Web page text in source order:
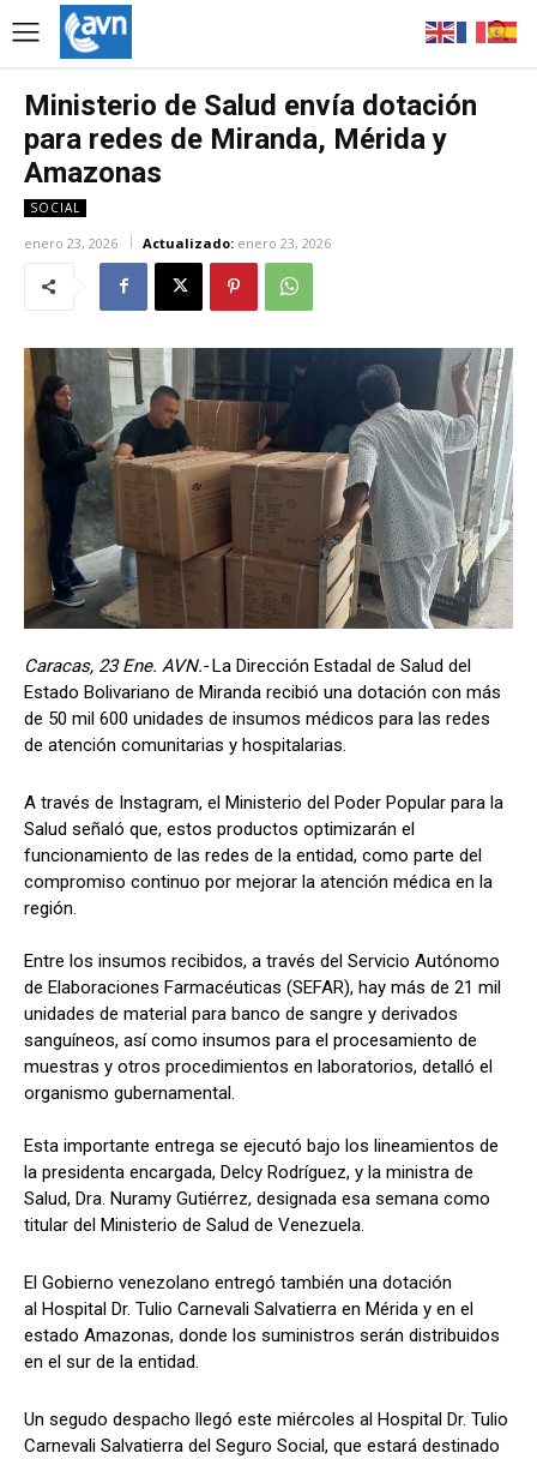
Ministerio de Salud envía dotación
para redes de Miranda, Mérida y
Amazonas
SOCIAL
enero 23, 2026 Actualizado: enero 23, 2026
Caracas, 23 Ene. AVN.-La Dirección Estadal de Salud del
Estado Bolivariano de Miranda recibió una dotación con más
de 50 mil 600 unidades de insumos médicos para las redes
de atención comunitarias y hospitalarias.
A través de Instagram, el Ministerio del Poder Popular para la
Salud señaló que, estos productos optimizarán el
funcionamiento de las redes de la entidad, como parte del
compromiso continuo por mejorar la atención médica en la
región.
Entre los insumos recibidos, a través del Servicio Autónomo
de Elaboraciones Farmacéuticas (SEFAR), hay más de 21 mil
unidades de material para banco de sangre y derivados
sanguíneos, así como insumos para el procesamiento de
muestras y otros procedimientos en laboratorios, detalló el
organismo gubernamental.
Esta importante entrega se ejecutó bajo los lineamientos de
la presidenta encargada, Delcy Rodríguez, y la ministra de
Salud, Dra. Nuramy Gutiérrez, designada esa semana como
titular del Ministerio de Salud de Venezuela.
El Gobierno venezolano entregó también una dotación
al Hospital Dr. Tulio Carnevali Salvatierra en Mérida y en el
estado Amazonas, donde los suministros serán distribuidos
en el sur de la entidad.
Un segudo despacho llegó este miércoles al Hospital Dr. Tulio
Carnevali Salvatierra del Seguro Social, que estará destinado